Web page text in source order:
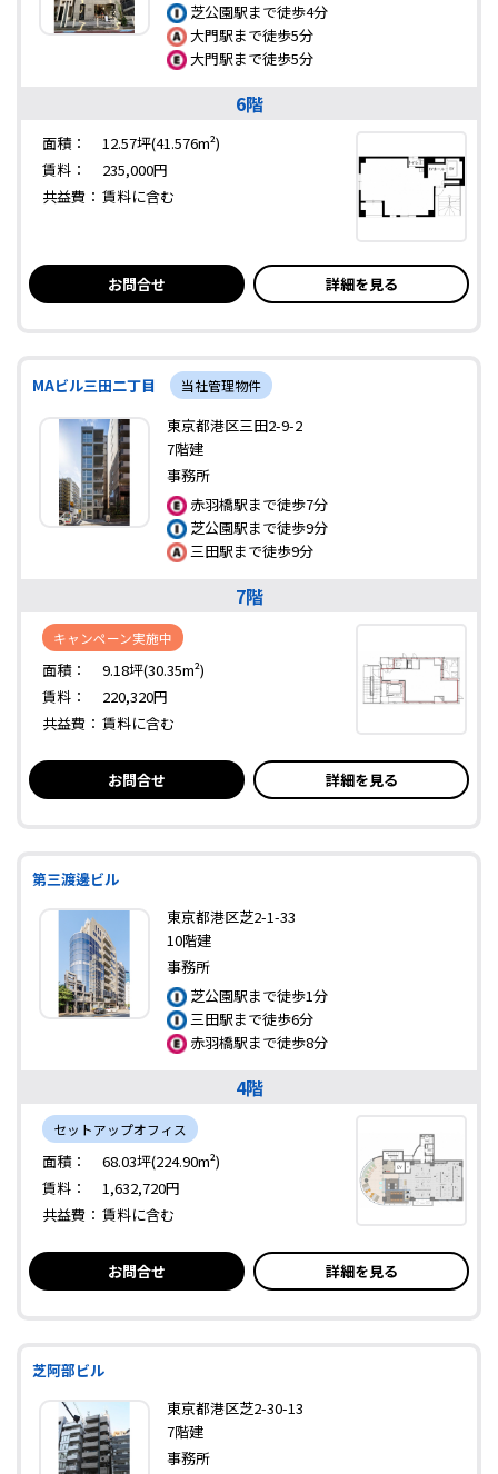
芝公園駅まで徒歩4分
大門駅まで徒歩5分
大門駅まで徒歩5分
6階
面積：
12.57坪(41.576m²)
賃料：
235,000円
共益費： 賃料に含む
お問合せ 詳細を見る
MAビル三田二丁目 当社管理物件
東京都港区三田2-9-2
7階建
事務所
赤羽橋駅まで徒歩7分
芝公園駅まで徒歩9分
三田駅まで徒歩9分
7階
キャンペーン実施中
面積：
9.18坪(30.35m²)
賃料：
220,320円
共益費： 賃料に含む
お問合せ 詳細を見る
第三渡邊ビル
東京都港区芝2-1-33
10階建
事務所
芝公園駅まで徒歩1分
三田駅まで徒歩6分
赤羽橋駅まで徒歩8分
4階
セットアップオフィス
面積：
68.03坪(224.90m²)
賃料：
1,632,720円
共益費： 賃料に含む
お問合せ 詳細を見る
芝阿部ビル
東京都港区芝2-30-13
7階建
事務所